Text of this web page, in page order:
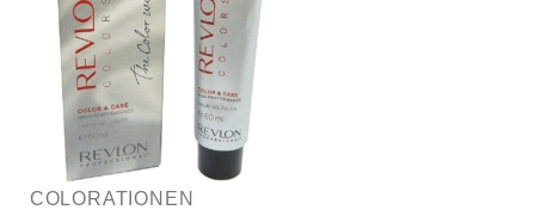
COLORATIONEN